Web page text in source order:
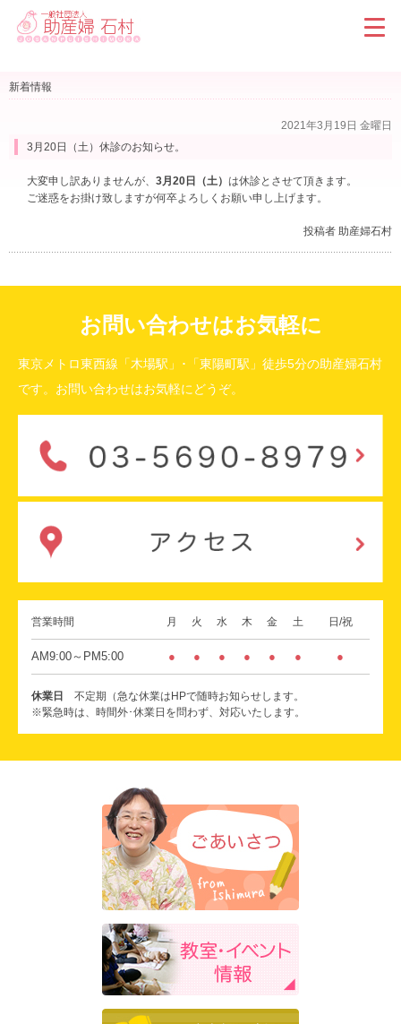
新着情報
2021年3月19日 金曜日
3月20日（土）休診のお知らせ。
大変申し訳ありませんが、 3月20日（土） は休診とさせて頂きます。
ご迷惑をお掛け致しますが何卒よろしくお願い申し上げます。
投稿者 助産婦石村
お問い合わせはお気軽に
東京メトロ東西線「木場駅」･「東陽町駅」徒歩5分の助産婦石村
です。お問い合わせはお気軽にどうぞ。
営業時間 月 火 水 木 金 土 日/祝
AM9:00～PM5:00 ● ● ● ● ● ● ●
休業日
不定期（急な休業はHPで随時お知らせします。
※緊急時は、時間外･休業日を問わず、対応いたします。